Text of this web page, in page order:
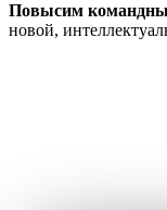
Повысим
новой,